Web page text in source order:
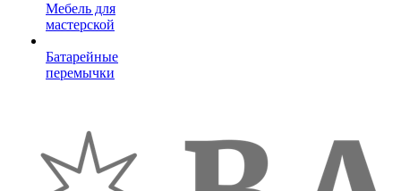
Мебель для
мастерской
Батарейные
перемычки